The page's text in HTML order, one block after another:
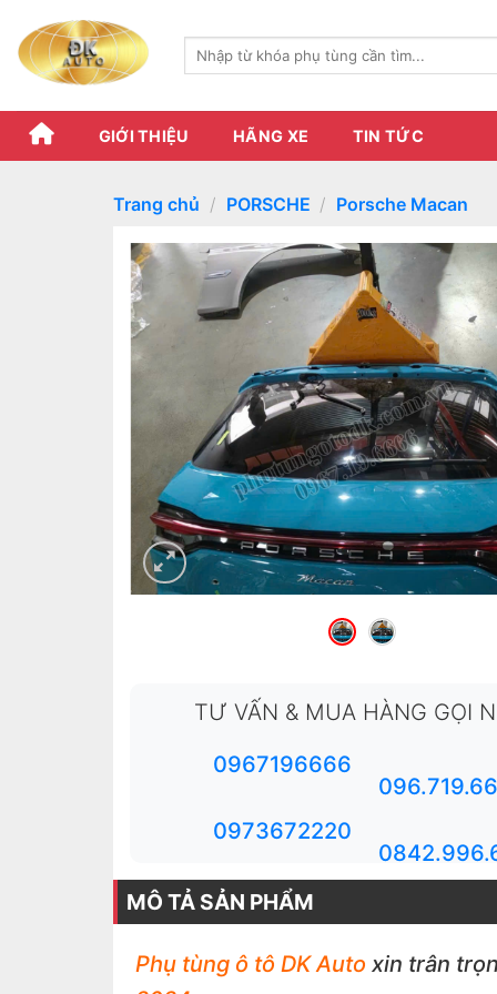
content
Tìm
GIỚI THIỆU HÃNG XE TIN TỨC
Trang chủ / PORSCHE / Porsche Macan
TƯ VẤN & MUA HÀNG GỌI
0967196666
0973672220
MÔ TẢ SẢN PHẨM
Phụ tùng ô tô DK Auto xin trân